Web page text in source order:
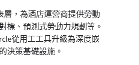
，為酒店運營商提供勞動
標、預測式勞動力規劃等。
從用工工具升級為深度嵌
決策基礎設施。